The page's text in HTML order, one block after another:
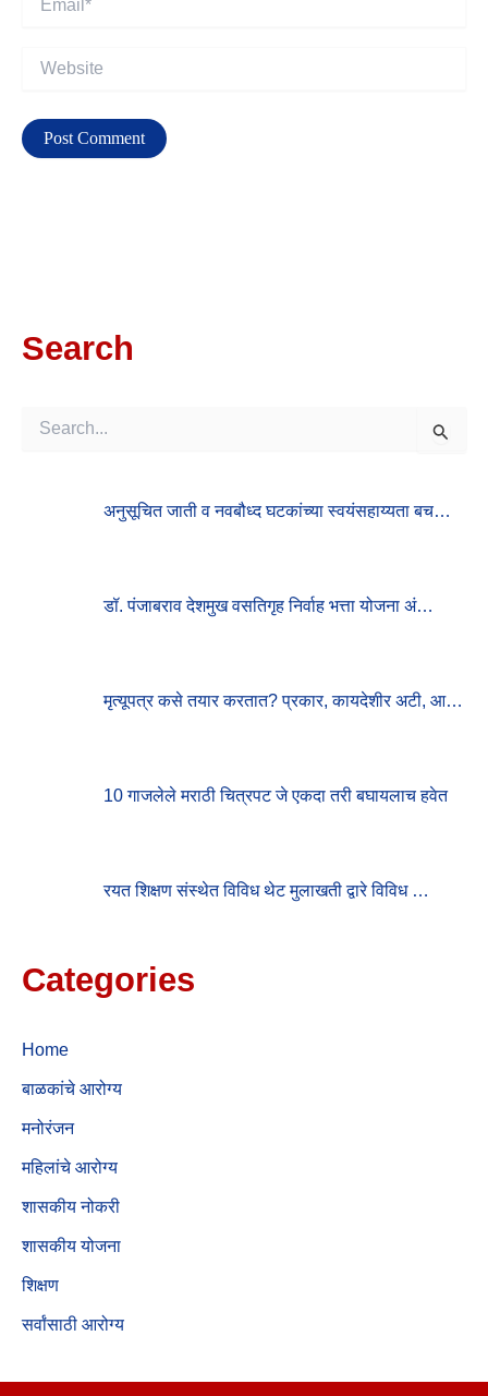
Search
अनुसूचित जाती व नवबौध्द घटकांच्या स्वयंसहाय्यता बच…
डॉ. पंजाबराव देशमुख वसतिगृह निर्वाह भत्ता योजना अं…
मृत्यूपत्र कसे तयार करतात? प्रकार, कायदेशीर अटी, आ…
10 गाजलेले मराठी चित्रपट जे एकदा तरी बघायलाच हवेत
रयत शिक्षण संस्थेत विविध थेट मुलाखती द्वारे विविध …
Categories
Home
बाळकांचे आरोग्य
मनोरंजन
महिलांचे आरोग्य
शासकीय नोकरी
शासकीय योजना
शिक्षण
सर्वांसाठी आरोग्य